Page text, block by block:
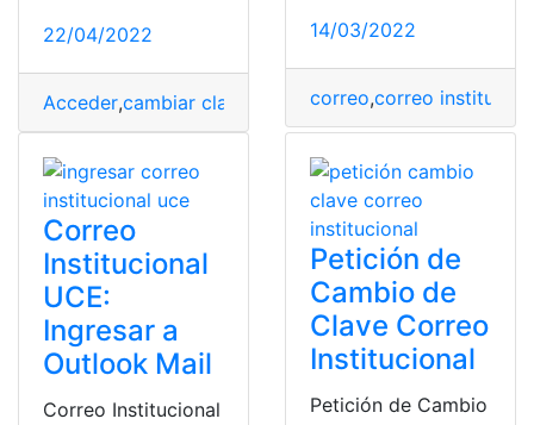
22/04/2022
Acceder,cambiar clave computador,contraseña,correo
14/03/2022
correo,correo
Correo
Institucional
UCE:
Ingresar a
Outlook Mail
Correo Institucional
Petición de
Cambio de
Clave Correo
Institucional
Petición de Cambio